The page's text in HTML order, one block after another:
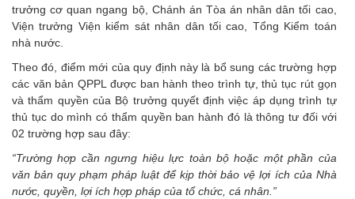
trưởng cơ quan ngang bộ, Chánh án Tòa án nhân dân tối cao,
Viện trưởng Viện kiểm sát nhân dân tối cao, Tổng Kiểm toán
nhà nước.
Theo đó, điểm mới của quy định này là bổ sung các trường hợp
các văn bản QPPL được ban hành theo trình tự, thủ tục rút gọn
và thẩm quyền của Bộ trưởng quyết định việc áp dụng trình tự
thủ tục do mình có thẩm quyền ban hành đó là thông tư đối với
02 trường hợp sau đây:
“Trường hợp cần ngưng hiệu lực toàn bộ hoặc một phần của
văn bản quy phạm pháp luật để kịp thời bảo vệ lợi ích của Nhà
nước, quyền, lợi ích hợp pháp của tổ chức, cá nhân.”